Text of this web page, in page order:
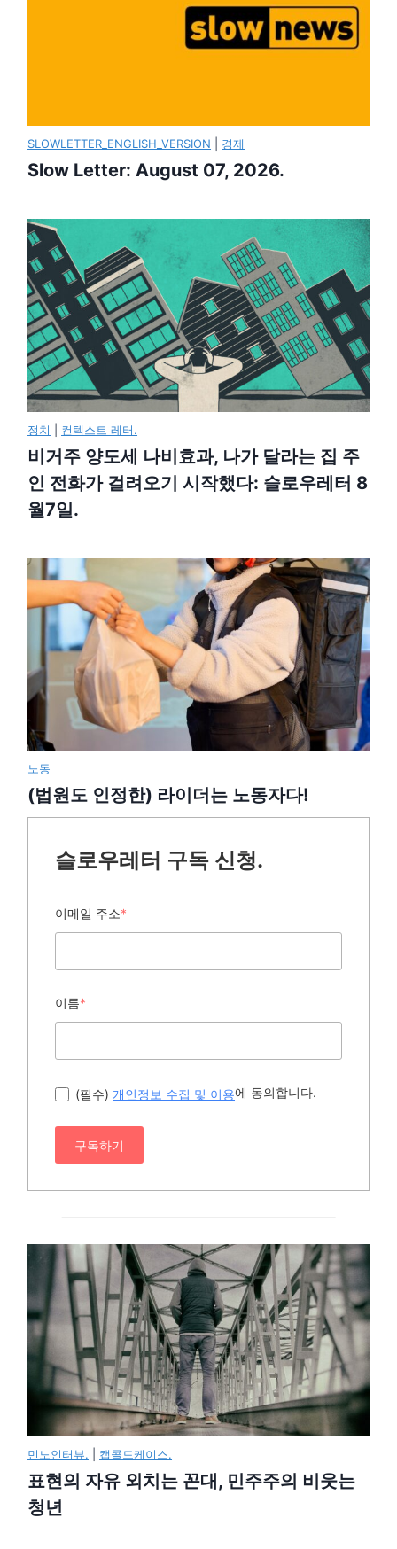
SLOWLETTER_ENGLISH_VERSION 경제
Slow Letter: August 07, 2026.
정치 컨텍스트 레터.
비거주 양도세 나비효과, 나가 달라는 집 주
인 전화가 걸려오기 시작했다: 슬로우레터 8
월7일.
노동
(법원도 인정한) 라이더는 노동자다!
슬로우레터 구독 신청.
이메일 주소*
이름*
(필수) 개인정보 수집 및 이용에 동의합니다.
구독하기
민노인터뷰. 캡콜드케이스.
표현의 자유 외치는 꼰대, 민주주의 비웃는
청년